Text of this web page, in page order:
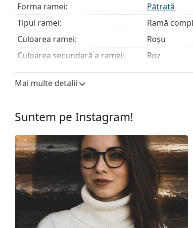
Forma ramei:
Pătrată
Tipul ramei:
Ramă
Culoarea ramei:
Roșu
Culoarea secundară a ramei:
Roz
Materialul ramei :
Metal
Mărime:
Lungimea brațelor:
Lățimea punții nazale:
16 mm
Greutate:
75 g
Pernițe reglabile pentru nas:
Da
Balama flexibilă:
Nu
Nu
Accesorii
Mai multe detalii
Suntem pe Instagram!